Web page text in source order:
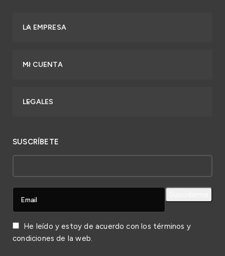
LA EMPRESA
MI CUENTA
LEGALES
SUSCRÍBETE
He leído y estoy de acuerdo con los términos y
condiciones de la web.